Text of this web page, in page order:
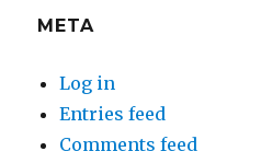
META
Log in
Entries feed
Comments feed